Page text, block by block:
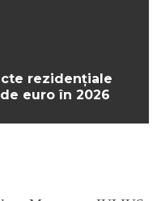
rezidențiale
euro în 2026